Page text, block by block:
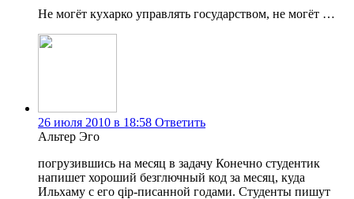
Не могёт кухарко управлять государством, не могёт …
26 июля 2010 в 18:58 Ответить
Альтер Эго
погрузившись на месяц в задачу Конечно студентик
напишет хороший безглючный код за месяц, куда
Ильхаму с его qip-писанной годами. Студенты пишут